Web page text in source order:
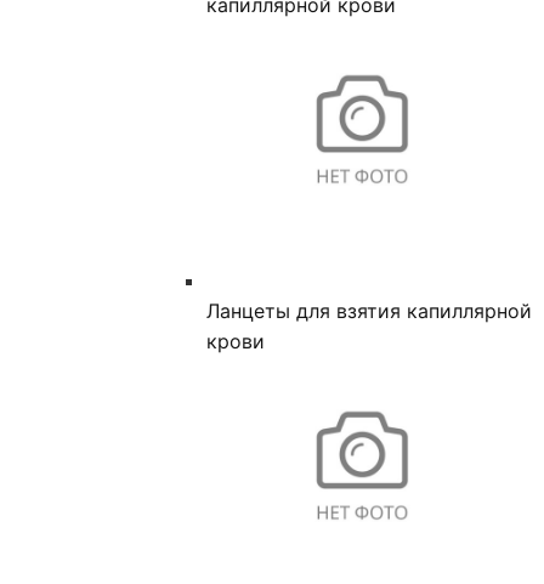
капиллярной крови
Ланцеты для взятия капиллярной
крови